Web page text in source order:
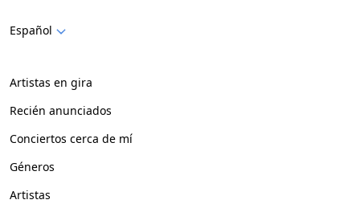
Español
Artistas en gira
Recién anunciados
Conciertos cerca de mí
Géneros
Artistas